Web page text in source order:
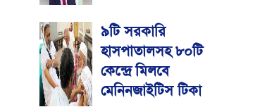
৯টি সরকারি
হাসপাতালসহ ৮০টি
কেন্দ্রে মিলবে
মেনিনজাইটিস টিকা